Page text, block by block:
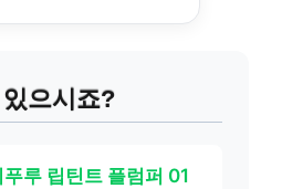
으시죠?
루 립틴트 플럼퍼 01